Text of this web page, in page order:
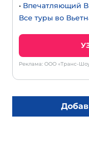
• Впечатляющий
Все туры во
Реклама: ООО «Транс-